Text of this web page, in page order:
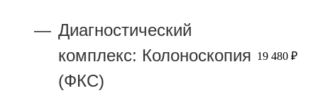
Диагностический
комплекс: Колоноскопия
(ФКС)
19 480 ₽